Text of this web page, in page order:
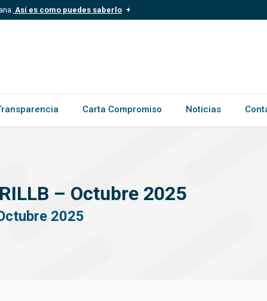
Así es como puedes saberlo
a una organización oficial del
.gob.do o .gov.do. Comparte
Carta Compromiso Noticias
– Octubre 2025
2025